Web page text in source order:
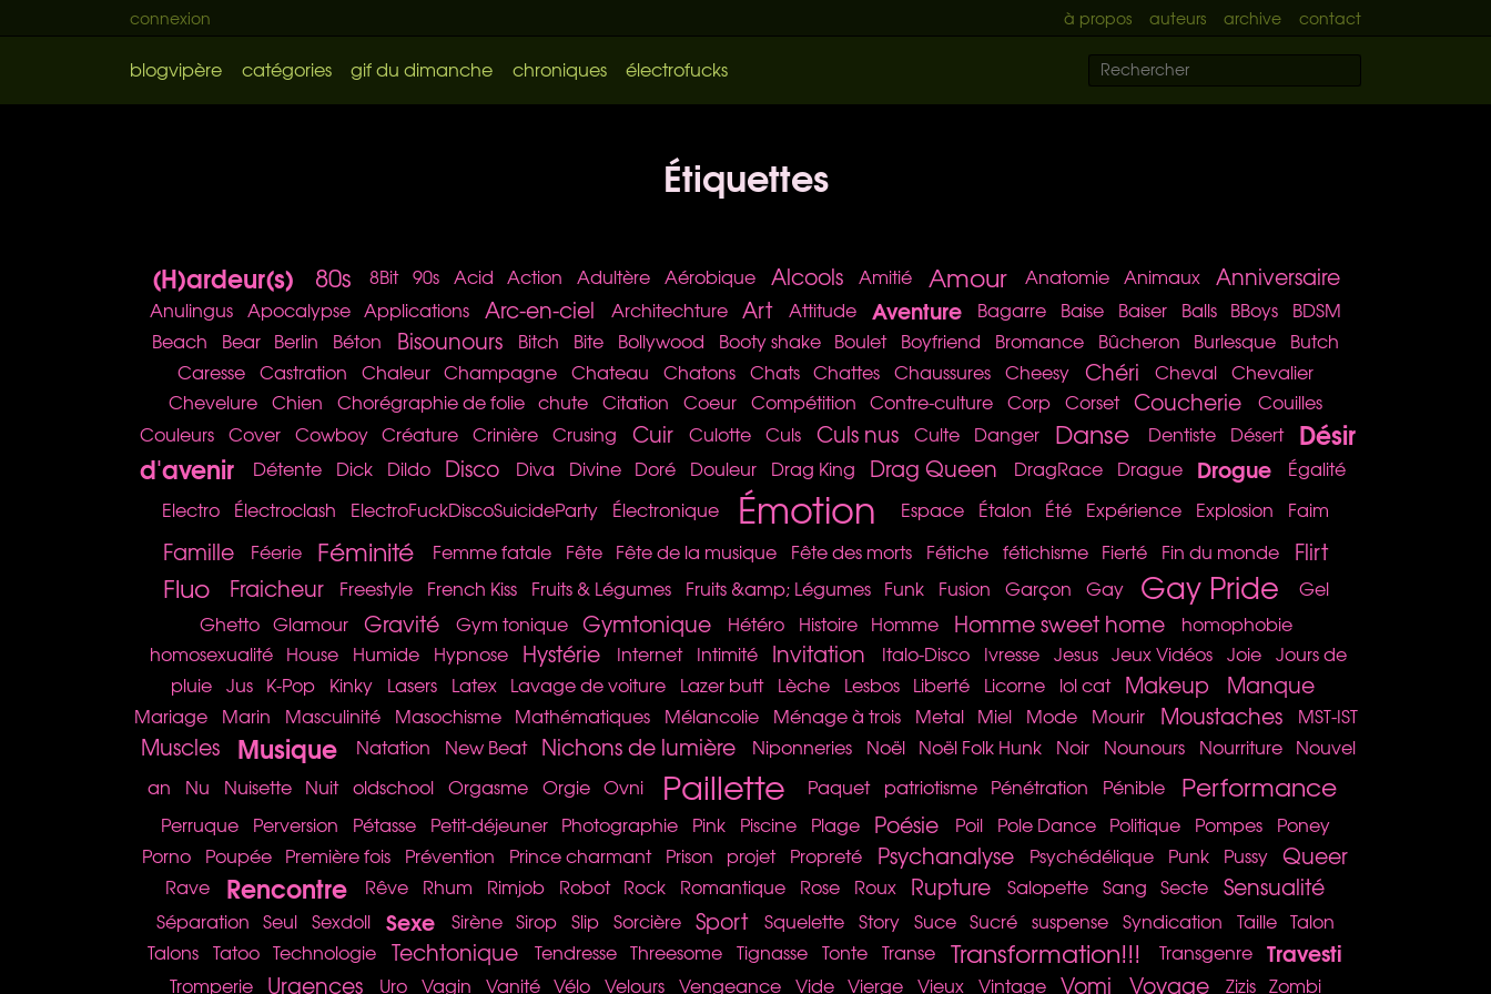
connexion à propos auteurs archive contact
blogvipère catégories gif du dimanche chroniques électrofucks
Étiquettes
(H)ardeur(s) 80s 8Bit 90s Acid Action Adultère Aérobique Alcools Amitié Amour Anatomie Animaux Anniversaire
Anulingus Apocalypse Applications Arc-en-ciel Architechture Art Attitude Aventure Bagarre Baise Baiser Balls BBoys BDSM
Beach
Bear Berlin Béton Bisounours Bitch Bite Bollywood Booty shake Boulet Boyfriend Bromance Bûcheron Burlesque Butch
Caresse Castration Chaleur Champagne Chateau Chatons Chats Chattes Chaussures Cheesy Chéri Cheval Chevalier
Chevelure Chien Chorégraphie de folie chute Citation Coeur Compétition Contre-culture Corp Corset Coucherie
Couilles
Couleurs Cover Cowboy Créature Crinière Crusing Cuir Culotte Culs Culs nus Culte Danger Danse Dentiste Désert
Désir
d'avenir
Détente Dick Dildo Disco Diva Divine Doré Douleur Drag King Drag Queen DragRace Drague Drogue
Égalité
Electro Électroclash ElectroFuckDiscoSuicideParty Électronique Émotion Espace Étalon Été Expérience Explosion Faim
Famille Féerie Féminité Femme fatale Fête Fête de la musique Fête des morts Fétiche fétichisme Fierté Fin du monde Flirt
Fluo Fraicheur Freestyle French Kiss Fruits & Légumes Fruits &amp; Légumes Funk Fusion Garçon Gay Gay Pride
Gel
Ghetto Glamour Gravité Gym tonique Gymtonique Hétéro Histoire Homme Homme sweet home
homophobie
homosexualité House Humide Hypnose Hystérie Internet Intimité Invitation Italo-Disco Ivresse Jesus Jeux Vidéos Joie Jours de
pluie Jus K-Pop Kinky Lasers Latex Lavage de voiture Lazer butt Lèche Lesbos Liberté Licorne lol cat Makeup Manque
Mariage Marin Masculinité Masochisme Mathématiques Mélancolie Ménage à trois Metal Miel Mode Mourir Moustaches MST-IST
Muscles Musique Natation New Beat Nichons de lumière Niponneries Noël Noël Folk Hunk Noir Nounours Nourriture Nouvel
an
Nu Nuisette Nuit oldschool Orgasme Orgie Ovni Paillette Paquet patriotisme Pénétration Pénible Performance
Perruque Perversion Pétasse Petit-déjeuner Photographie Pink Piscine Plage Poésie Poil Pole Dance Politique Pompes Poney
Porno Poupée Première fois Prévention Prince charmant Prison projet Propreté Psychanalyse Psychédélique Punk Pussy Queer
Rave Rencontre Rêve Rhum Rimjob Robot Rock Romantique Rose Roux Rupture Salopette Sang Secte Sensualité
Séparation Seul Sexdoll Sexe Sirène Sirop Slip Sorcière Sport Squelette Story Suce Sucré suspense Syndication Taille Talon
Talons Tatoo Technologie Techtonique Tendresse Threesome Tignasse Tonte Transe Transformation!!! Transgenre Travesti
Tromperie Urgences Uro Vagin Vanité Vélo Velours Vengeance Vide Vierge Vieux Vintage Vomi Voyage Zizis Zombi